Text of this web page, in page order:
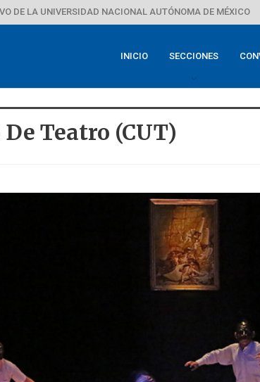
DE LA UNIVERSIDAD NACIONAL AUTÓNOMA DE MÉXICO
INICIO SECCIONES
Teatro (CUT)